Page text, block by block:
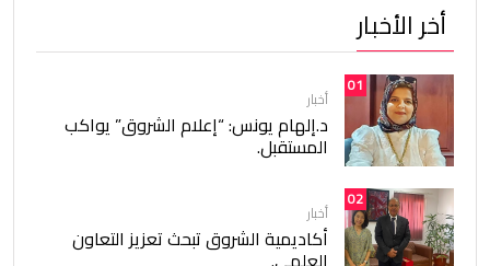
أخر الأخبار
01
أخبار
د.إلهام يونس: “إعلام الشروق” يواكب
المستقبل.
02
أخبار
أكاديمية الشروق تبحث تعزيز التعاون